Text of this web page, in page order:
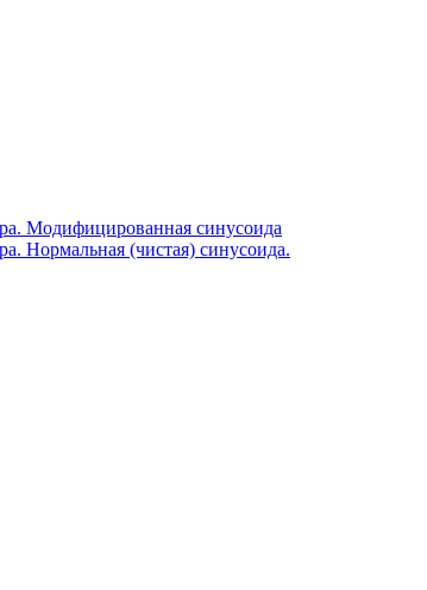
Модифицированная синусоида
Нормальная (чистая) синусоида.